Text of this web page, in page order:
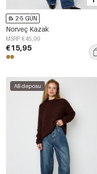
2-5 GÜN
Norveç Kazak
MSRP €45,99
€15,95
AB deposu